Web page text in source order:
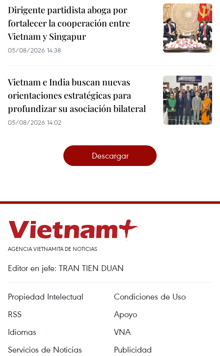
Dirigente partidista aboga por
fortalecer la cooperación entre
Vietnam y Singapur
05/08/2026 14:38
Vietnam e India buscan nuevas
orientaciones estratégicas para
profundizar su asociación bilateral
05/08/2026 14:02
Descargar
AGENCIA VIETNAMITA DE NOTICIAS
Editor en jefe: TRAN TIEN DUAN
Propiedad Intelectual
Condiciones de Uso
RSS
Apoyo
Idiomas
VNA
Servicios de Noticias
Publicidad